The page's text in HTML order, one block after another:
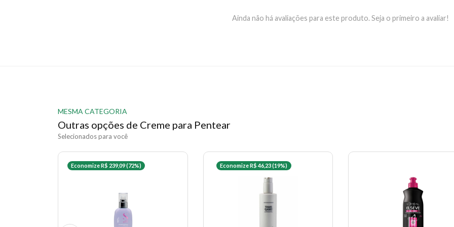
Ainda não há avaliações para este produto. Seja o primeiro a avaliar!
MESMA CATEGORIA
Outras opções de Creme para Pentear
Selecionados para você
Economize R$ 239,09 (72%) Economize R$ 46,23 (19%)